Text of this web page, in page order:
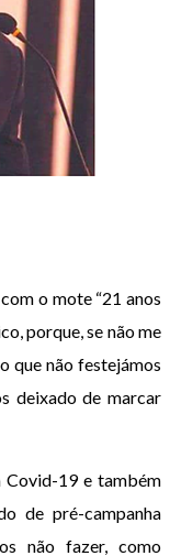
o mote “21 anos
porque, se não me
que não festejámos
deixado de marcar
Covid-19 e também
de pré-campanha
não fazer, como